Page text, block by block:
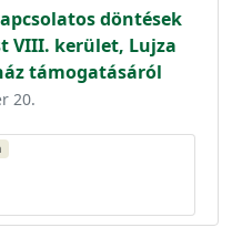
döntések
VIII. kerület, Lujza
támogatásáról
20.